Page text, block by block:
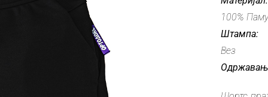
100%
Штампа:
Вез